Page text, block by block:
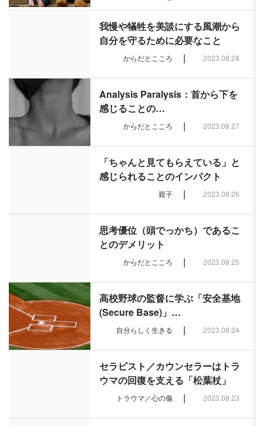
我慢や犠牲を美談にする風潮から
自分を守るために必要なこと
からだとこころ | 2023.08.28
Analysis Paralysis：首から下を
感じることの…
からだとこころ | 2023.08.27
「ちゃんと見てもらえている」と
感じられることのインパクト
親子 | 2023.08.26
思考優位（頭でっかち）であるこ
とのデメリット
からだとこころ | 2023.08.25
高校野球の監督に学ぶ「安全基地
(Secure Base)」…
自分らしく生きる | 2023.08.24
セラピスト／カウンセラーはトラ
ウマの回復を支える「松葉杖」
トラウマ／心の傷 | 2023.08.23